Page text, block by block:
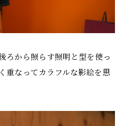
ろから照らす照明と型を使っ
重なってカラフルな影絵を思